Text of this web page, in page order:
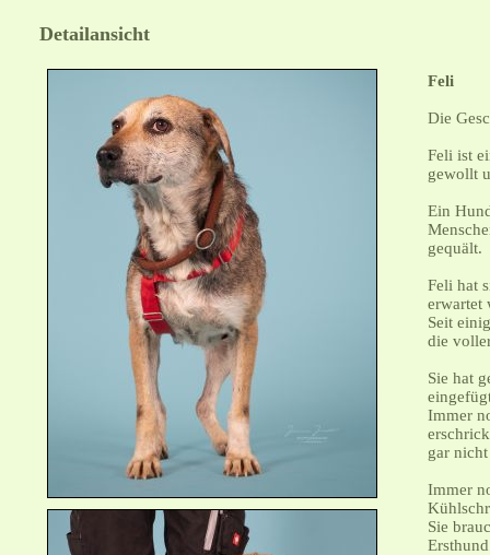
Detailansicht
Feli
Die
Feli ist
gewollt
Ein
gequält.
Feli hat
erwartet
Seit
die
Sie hat
Immer
gar
Immer
Sie